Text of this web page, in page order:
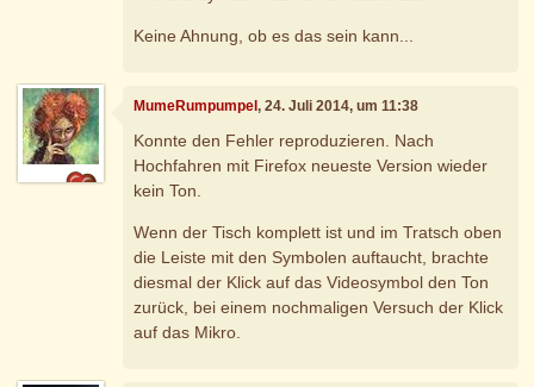
Keine Ahnung, ob es das sein kann...
MumeRumpumpel, 24. Juli 2014, um 11:38
Konnte den Fehler reproduzieren. Nach
Hochfahren mit Firefox neueste Version wieder
kein Ton.
Wenn der Tisch komplett ist und im Tratsch oben
die Leiste mit den Symbolen auftaucht, brachte
diesmal der Klick auf das Videosymbol den Ton
zurück, bei einem nochmaligen Versuch der Klick
auf das Mikro.